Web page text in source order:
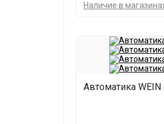
Наличие в
Автоматика WEIN